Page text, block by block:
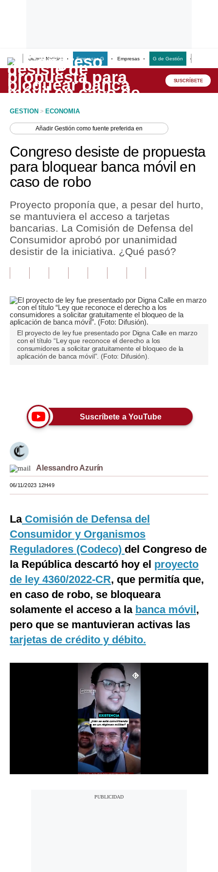
Últimas Noticias Empresas G Empresas G de Gestión
Lo último
Peru Quiosco
Economía
Mercados
Política
Tu Dinero
Finanzas Personales
Opinión
Editorial
Pregunta de hoy
Lujo
Viajes
Moda
Estilos
Mundo
España
Internacional
Tecnología
Club del Suscriptor
Mix
G de Gestión
Notas Contratadas
SUSCRÍBETE
GESTION > ECONOMIA
AñadirGestión como fuente preferida en
Congreso desiste de propuesta
para bloquear banca móvil en
caso de robo
Proyecto proponía que, a pesar del hurto,
se mantuviera el acceso a tarjetas
bancarias. La Comisión de Defensa del
Consumidor aprobó por unanimidad
desistir de la iniciativa. ¿Qué pasó?
El proyecto de ley fue presentado por Digna Calle en marzo
con el título “Ley que reconoce el derecho a los
consumidores a solicitar gratuitamente el bloqueo de la
aplicación de banca móvil”. (Foto: Difusión).
Suscríbete a YouTube
Alessandro Azurín
06/11/2023 12H49
LaComisión de Defensa del
Consumidor y Organismos
Reguladores (Codeco) del Congreso de
la República descartó hoy el proyecto
de ley 4360/2022-CR, que permitía que,
en caso de robo, se bloqueara
solamente el acceso a la banca móvil,
pero que se mantuvieran activas las
tarjetas de crédito y débito.